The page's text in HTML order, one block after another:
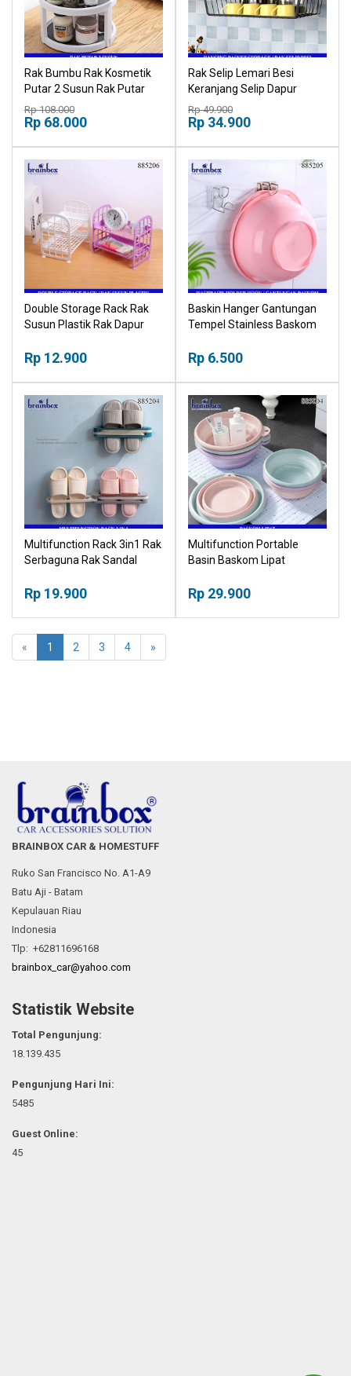
Rak Bumbu Rak Kosmetik
Putar 2 Susun Rak Putar
Serbaguna Rak Dapur
Rp 108.000
Rp 68.000
Rak Selip Lemari Besi
Keranjang Selip Dapur
Serbaguna Multiguna
Rp 49.900
Rp 34.900
Double Storage Rack Rak
Susun Plastik Rak Dapur
Multifungsi
Rp 12.900
Baskin Hanger Gantungan
Tempel Stainless Baskom
Gantungan Kait
Rp 6.500
Multifunction Rack 3in1 Rak
Serbaguna Rak Sandal
Panci
Rp 19.900
Multifunction Portable
Basin Baskom Lipat
Rp 29.900
« 1 2 3 4 »
BRAINBOX CAR & HOMESTUFF
Ruko San Francisco No. A1-A9
Batu Aji - Batam
Kepulauan Riau
Indonesia
Tlp: +62811696168
brainbox_car@yahoo.com
Statistik Website
Total Pengunjung:
18.139.435
Pengunjung Hari Ini:
5485
Guest Online:
45